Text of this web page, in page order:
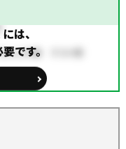
は、
です。